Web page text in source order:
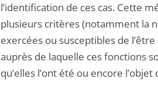
l’identification de ces cas. Cette
plusieurs critères (notamment la
exercées ou susceptibles de
auprès de laquelle ces fonctions
qu’elles l’ont été ou encore l’objet